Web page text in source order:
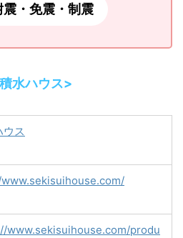
震・免震・制震
水ハウス>
ウス
www.sekisuihouse.com/produ